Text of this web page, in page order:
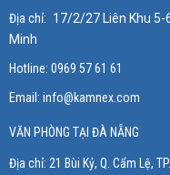
Địa chỉ: 17/2/27 Liên Khu 5-
Minh
Hotline: 0969 57 61 61
Email: info@kamnex.com
VĂN PHÒNG TẠI ĐÀ NẴNG
Địa chỉ: 21 Bùi Kỷ, Q. Cẩm Lệ,